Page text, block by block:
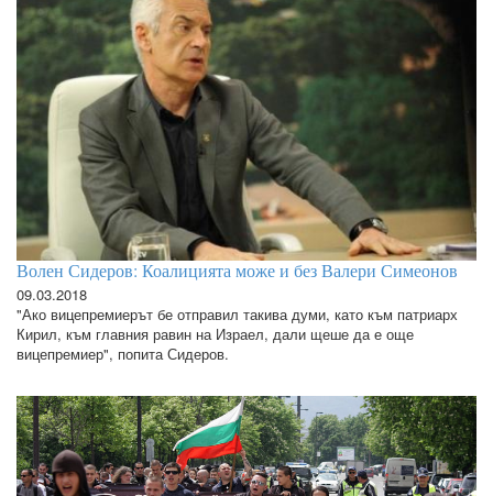
Волен Сидеров: Коалицията може и без Валери Симеонов
09.03.2018
"Ако вицепремиерът бе отправил такива думи, като към патриарх
Кирил, към главния равин на Израел, дали щеше да е още
вицепремиер", попита Сидеров.